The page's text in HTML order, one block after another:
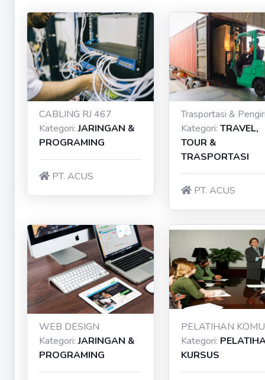
CABLING RJ 467
Kategori:JARINGAN &
PROGRAMING
PT. ACUS
Kategori: TRAVEL,
TOUR &
TRASPORTASI
PT. ACUS
WEB DESIGN
Kategori:JARINGAN &
PROGRAMING
Kategori:
KURSUS